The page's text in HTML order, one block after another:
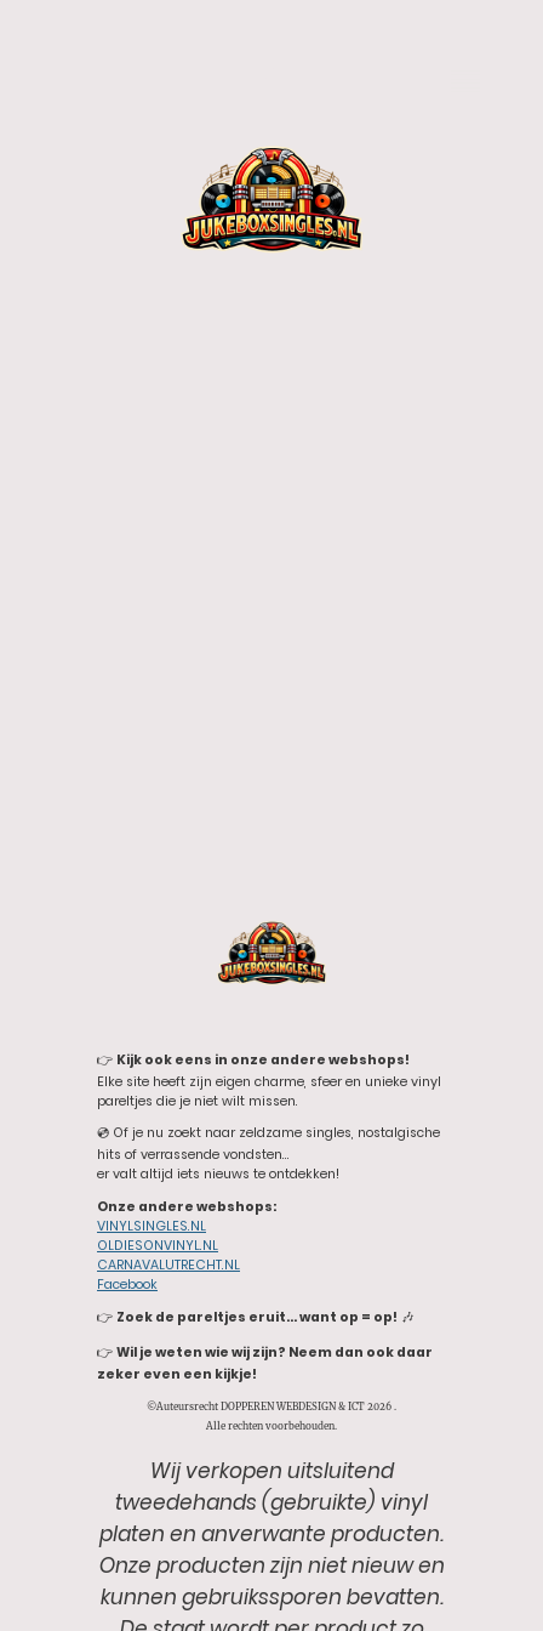
👉 Kijk ook eens in onze andere webshops!
Elke site heeft zijn eigen charme, sfeer en unieke vinyl
pareltjes die je niet wilt missen.
💿 Of je nu zoekt naar zeldzame singles, nostalgische
hits of verrassende vondsten…
er valt altijd iets nieuws te ontdekken!
Onze andere webshops:
VINYLSINGLES.NL
OLDIESONVINYL.NL
CARNAVALUTRECHT.NL
Facebook
👉 Zoek de pareltjes eruit… want op = op! 🎶
👉 Wil je weten wie wij zijn? Neem dan ook daar
zeker even een kijkje!
©Auteursrecht DOPPEREN WEBDESIGN & ICT 2026 .
Alle rechten voorbehouden.
Wij verkopen uitsluitend
tweedehands (gebruikte) vinyl
platen en anverwante producten.
Onze producten zijn niet nieuw en
kunnen gebruikssporen bevatten.